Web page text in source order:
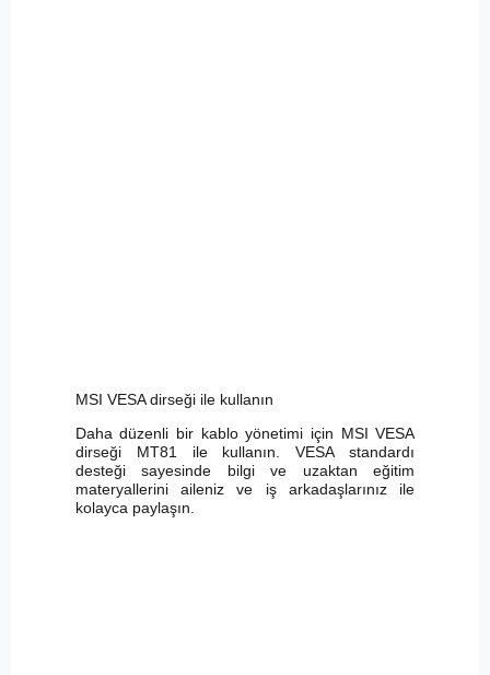
MSI VESA dirseği ile kullanın
Daha düzenli bir kablo yönetimi için MSI VESA
dirseği MT81 ile kullanın. VESA standardı
desteği sayesinde bilgi ve uzaktan eğitim
materyallerini aileniz ve iş arkadaşlarınız ile
kolayca paylaşın.